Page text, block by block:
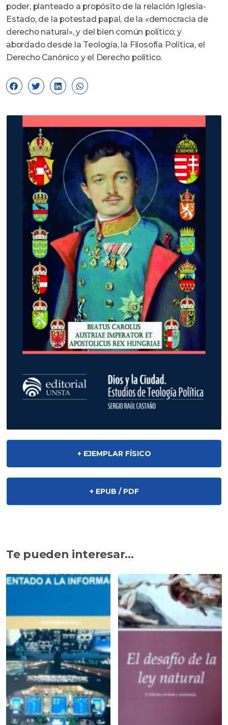
poder, planteado a propósito de la relación Iglesia-
Estado, de la potestad papal, de la «democracia de
derecho natural», y del bien común político; y
abordado desde la Teología, la Filosofía Política, el
Derecho Canónico y el Derecho político.
+ EJEMPLAR FÍSICO
+ EPUB / PDF
Te pueden interesar...